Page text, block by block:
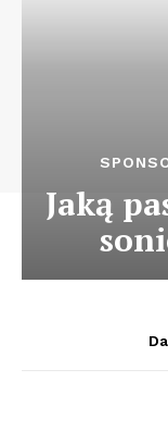
Jaką